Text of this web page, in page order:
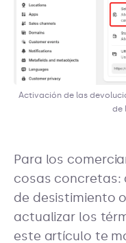
Activación de las
de
Para los
cosas concretas:
de desistimiento
actualizar los
este artículo te